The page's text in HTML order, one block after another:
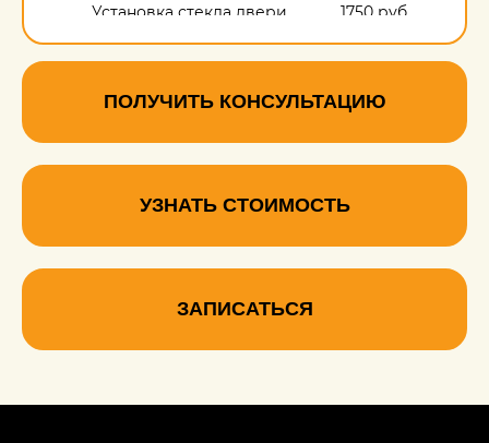
Установка стекла двери 1750 руб.
ПОЛУЧИТЬ КОНСУЛЬТАЦИЮ
УЗНАТЬ СТОИМОСТЬ
ЗАПИСАТЬСЯ